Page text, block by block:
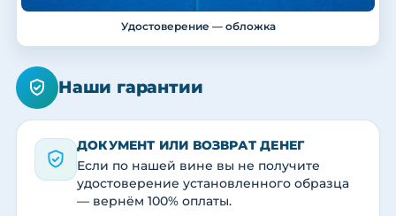
Удостоверение — обложка
Наши гарантии
ДОКУМЕНТ ИЛИ ВОЗВРАТ ДЕНЕГ
Если по нашей вине вы не получите
удостоверение установленного образца
— вернём 100% оплаты.